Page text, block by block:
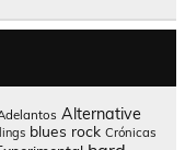
Alternative
blues rock Crónicas